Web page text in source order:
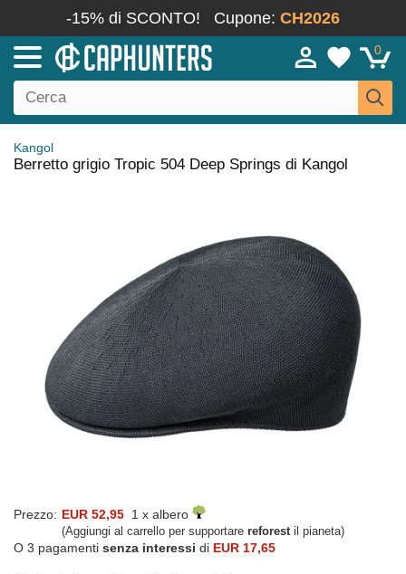
-15% di SCONTO! Cupone: CH2026
0
Kangol
Berretto grigio Tropic 504 Deep Springs di Kangol
Prezzo: EUR 52,95 1 x albero
(Aggiungi al carrello per supportare reforestil pianeta)
O 3 pagamenti senza interessi di EUR 17,65